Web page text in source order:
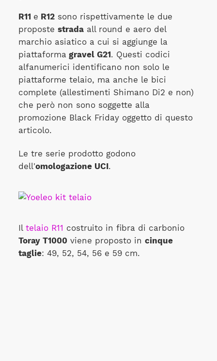
R11 e R12sono rispettivamente le due
proposte stradaall round e aero del
marchio asiatico a cui si aggiunge la
piattaforma gravel G21. Questi codici
alfanumerici identificano non solo le
piattaforme telaio, ma anche le bici
complete (allestimenti Shimano Di2 e non)
che però non sono soggette alla
promozione Black Friday oggetto di questo
articolo.
Le tre serie prodotto godono
dell'omologazione UCI.
Il telaio R11 costruito in fibra di carbonio
Toray T1000 viene proposto in cinque
taglie: 49, 52, 54, 56 e 59 cm.